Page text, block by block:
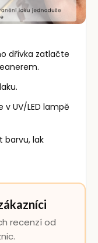
dřívka zatlačte
UV/LED lampě
barvu, lak
recenzí od